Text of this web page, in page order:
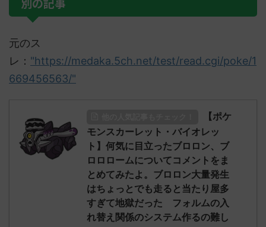
元のス
レ： "https://medaka.5ch.net/test/read.cgi/poke/1
669456563/"
【ポケ
モンスカーレット・バイオレッ
ト】何気に目立ったブロロン、ブ
ロロロームについてコメントをま
とめてみたよ。ブロロン大量発生
はちょっとでも走ると当たり屋多
すぎて地獄だった フォルムの入
れ替え関係のシステム作るの難し